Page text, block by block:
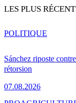
LES PLUS
Sánchez riposte
rétorsion
07.08.2026
POLITIQUE